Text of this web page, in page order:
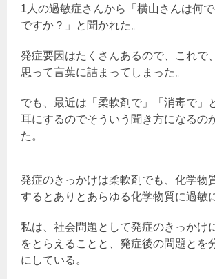
日
リ
ー:
1人の過敏症さんから「横山さんは何
ですか？」と聞かれた。
発症要因はたくさんあるので、これで
思って言葉に詰まってしまった。
でも、最近は「柔軟剤で」「消毒で」
耳にするのでそういう聞き方になるの
た。
発症のきっかけは柔軟剤でも、化学物
するとありとあらゆる化学物質に過敏
私は、社会問題として発症のきっかけ
をとらえることと、発症後の問題とを
にしている。